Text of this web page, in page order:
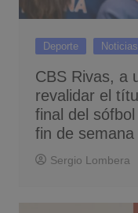
Deporte
CBS Rivas, a
revalidar el
final del
fin de semana
Sergio Lombera